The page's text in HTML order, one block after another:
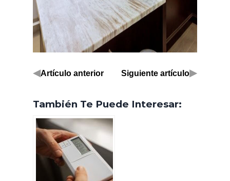
◀Artículo anterior Siguiente artículo▶
También Te Puede Interesar: